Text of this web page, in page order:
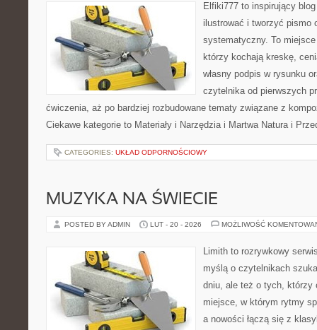
Elfiki777 to inspirujący
ilustrować i tworzyć pismo
systematyczny. To
którzy kochają kreskę,
własny podpis w rysunku
czytelnika od pierwszych
ćwiczenia, aż po bardziej rozbudowane tematy związane z
Ciekawe kategorie to Materiały i Narzędzia i Martwa Natura i
CATEGORIES: UKŁAD ODPORNOŚCIOWY
MUZYKA NA ŚWIECIE
POSTED BY ADMIN LUT - 20 - 2026 MOŻLIWOŚĆ
Limith to rozrywkowy
myślą o czytelnikach
dniu, ale też o tych, którzy
miejsce, w którym rytmy
a nowości łączą się z